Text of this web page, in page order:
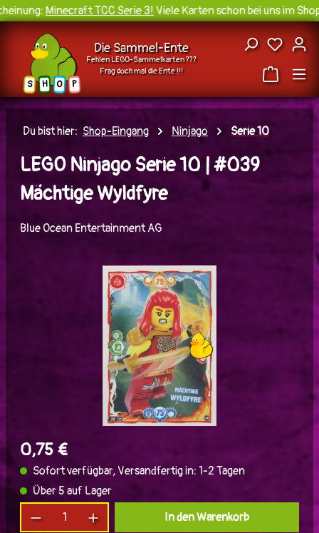
Zum Hauptinhalt springen
Minecraft TCC Serie 3!Viele Karten schon bei uns im
S H O P
Die Sammel-Ente
Fehlen LEGO-Sammelkarten ???
Frag doch mal die Ente !!!
Du
Du bist hier: Shop-Eingang Ninjago Serie 10
LEGO Ninjago Serie 10 | #039
Mächtige Wyldfyre
Blue Ocean Entertainment AG
Bildergalerie überspringen
0,75 €
Sofort verfügbar, Versandfertig in: 1-2 Tagen
Über 5 auf Lager
Produkt Anzahl: Gib den gewünschten Wert
In den Warenkorb